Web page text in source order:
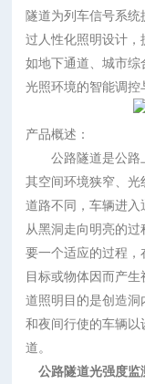
隧道为列车信号系
过人性化照明设计
如地下通道、城市
光照环境的智能调控
产品概述：
公路隧道是公路上
其空间环境狭窄、
道路不同，车辆进
从黑洞走向明亮的
要一个适应的过程
目标或物体因而产
道照明目的是创造
和夜间行使的车辆
道。
公路隧道光强度监